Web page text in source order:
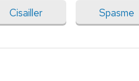
Cisailler Spasme